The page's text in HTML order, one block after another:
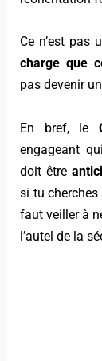
Ce n’est pas
charge que
pas devenir
En bref, le
engageant
doit être
si tu
faut veiller à
l’autel de la